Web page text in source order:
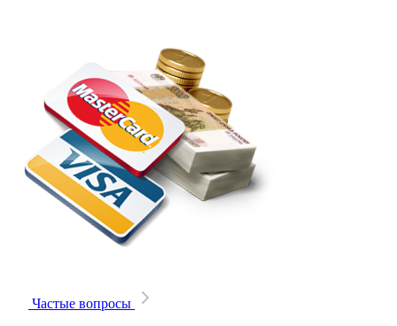
Частые вопросы